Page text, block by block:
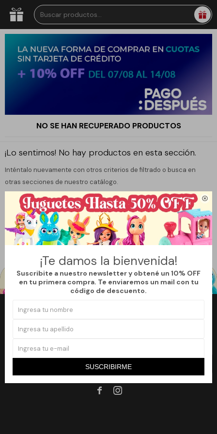

¡Te damos la bienvenida!
Suscribite a nuestro newsletter y obtené un 10% OFF
en tu primera compra. Te enviaremos un mail con tu
código de descuento.
SUSCRIBIRME
NO SE HAN RECUPERADO PRODUCTOS
¡Lo sentimos! No hay productos en esta sección.
Inténtalo nuevamente con otros criterios de filtrado o busca en
otras secciones de nuestro catálogo.
Filtrando por: Juegos de rol Virales: Si Quitar filtros
Te recomendamos quitar: Virales:Si
¡Suscribite a nuestro newsletter y accedé a un 10% off en tu primera
 